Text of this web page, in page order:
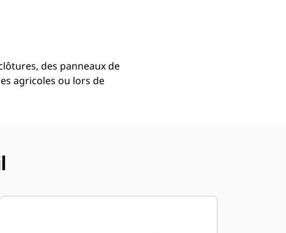
des panneaux de
agricoles ou lors de